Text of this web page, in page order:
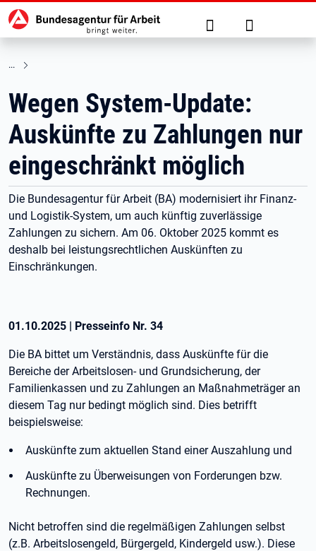
zu den Hauptinhalten springen
Hauptnavigation Suche Anmelden
Wegen System-Update:
Auskünfte zu Zahlungen nur
eingeschränkt möglich
Die Bundesagentur für Arbeit (BA) modernisiert ihr Finanz-
und Logistik-System, um auch künftig zuverlässige
Zahlungen zu sichern. Am 06. Oktober 2025 kommt es
deshalb bei leistungsrechtlichen Auskünften zu
Einschränkungen.
01.10.2025 | Presseinfo Nr. 34
Die BA bittet um Verständnis, dass Auskünfte für die
Bereiche der Arbeitslosen- und Grundsicherung, der
Familienkassen und zu Zahlungen an Maßnahmeträger an
diesem Tag nur bedingt möglich sind. Dies betrifft
beispielsweise:
Auskünfte zum aktuellen Stand einer Auszahlung und
Auskünfte zu Überweisungen von Forderungen bzw.
Rechnungen.
Nicht betroffen sind die regelmäßigen Zahlungen selbst
(z.B. Arbeitslosengeld, Bürgergeld, Kindergeld usw.). Diese